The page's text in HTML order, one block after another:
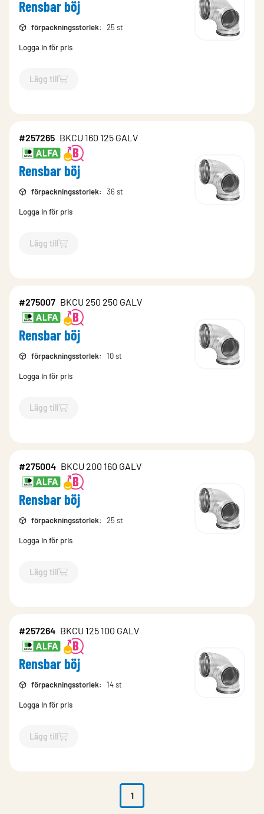
Rensbar böj
förpackningsstorlek: 25 st
Logga in för pris
Lägg till
`$Lägg till
#257265 BKCU 160 125 GALV
Rensbar böj
förpackningsstorlek: 36 st
Logga in för pris
Lägg till
`$Lägg till
#275007 BKCU 250 250 GALV
Rensbar böj
förpackningsstorlek: 10 st
Logga in för pris
Lägg till
`$Lägg till
#275004 BKCU 200 160 GALV
Rensbar böj
förpackningsstorlek: 25 st
Logga in för pris
Lägg till
`$Lägg till
#257264 BKCU 125 100 GALV
Rensbar böj
förpackningsstorlek: 14 st
Logga in för pris
Lägg till
`$Lägg till
1